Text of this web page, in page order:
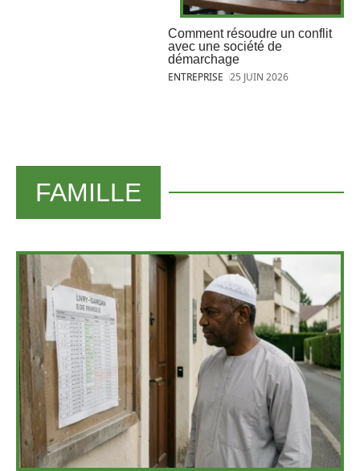
Comment résoudre un conflit
avec une société de
démarchage
ENTREPRISE 25 JUIN 2026
FAMILLE